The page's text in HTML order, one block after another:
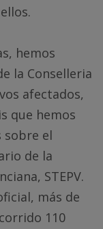
hemos
la Conselleria
afectados,
que hemos
sobre el
de la
STEPV.
más de
110